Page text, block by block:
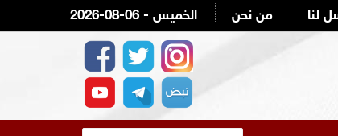
2026-08-06 - الخميس من نحن لنا